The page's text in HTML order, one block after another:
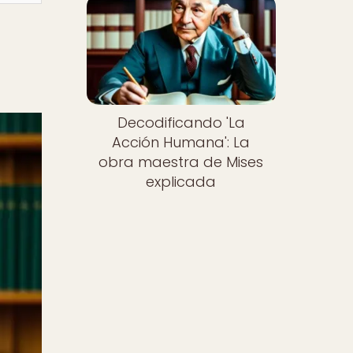
Decodificando 'La
Acción Humana': La
obra maestra de Mises
explicada